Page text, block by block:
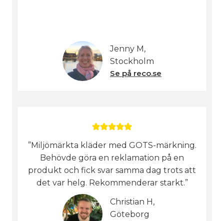
Jenny M,
Stockholm
Se på reco.se
”Miljömärkta kläder med GOTS-märkning.
Behövde göra en reklamation på en
produkt och fick svar samma dag trots att
det var helg. Rekommenderar starkt.”
Christian H,
Göteborg